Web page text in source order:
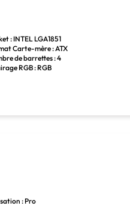
: INTEL LGA1851
Carte-mère : ATX
de barrettes : 4
RGB : RGB
: Pro